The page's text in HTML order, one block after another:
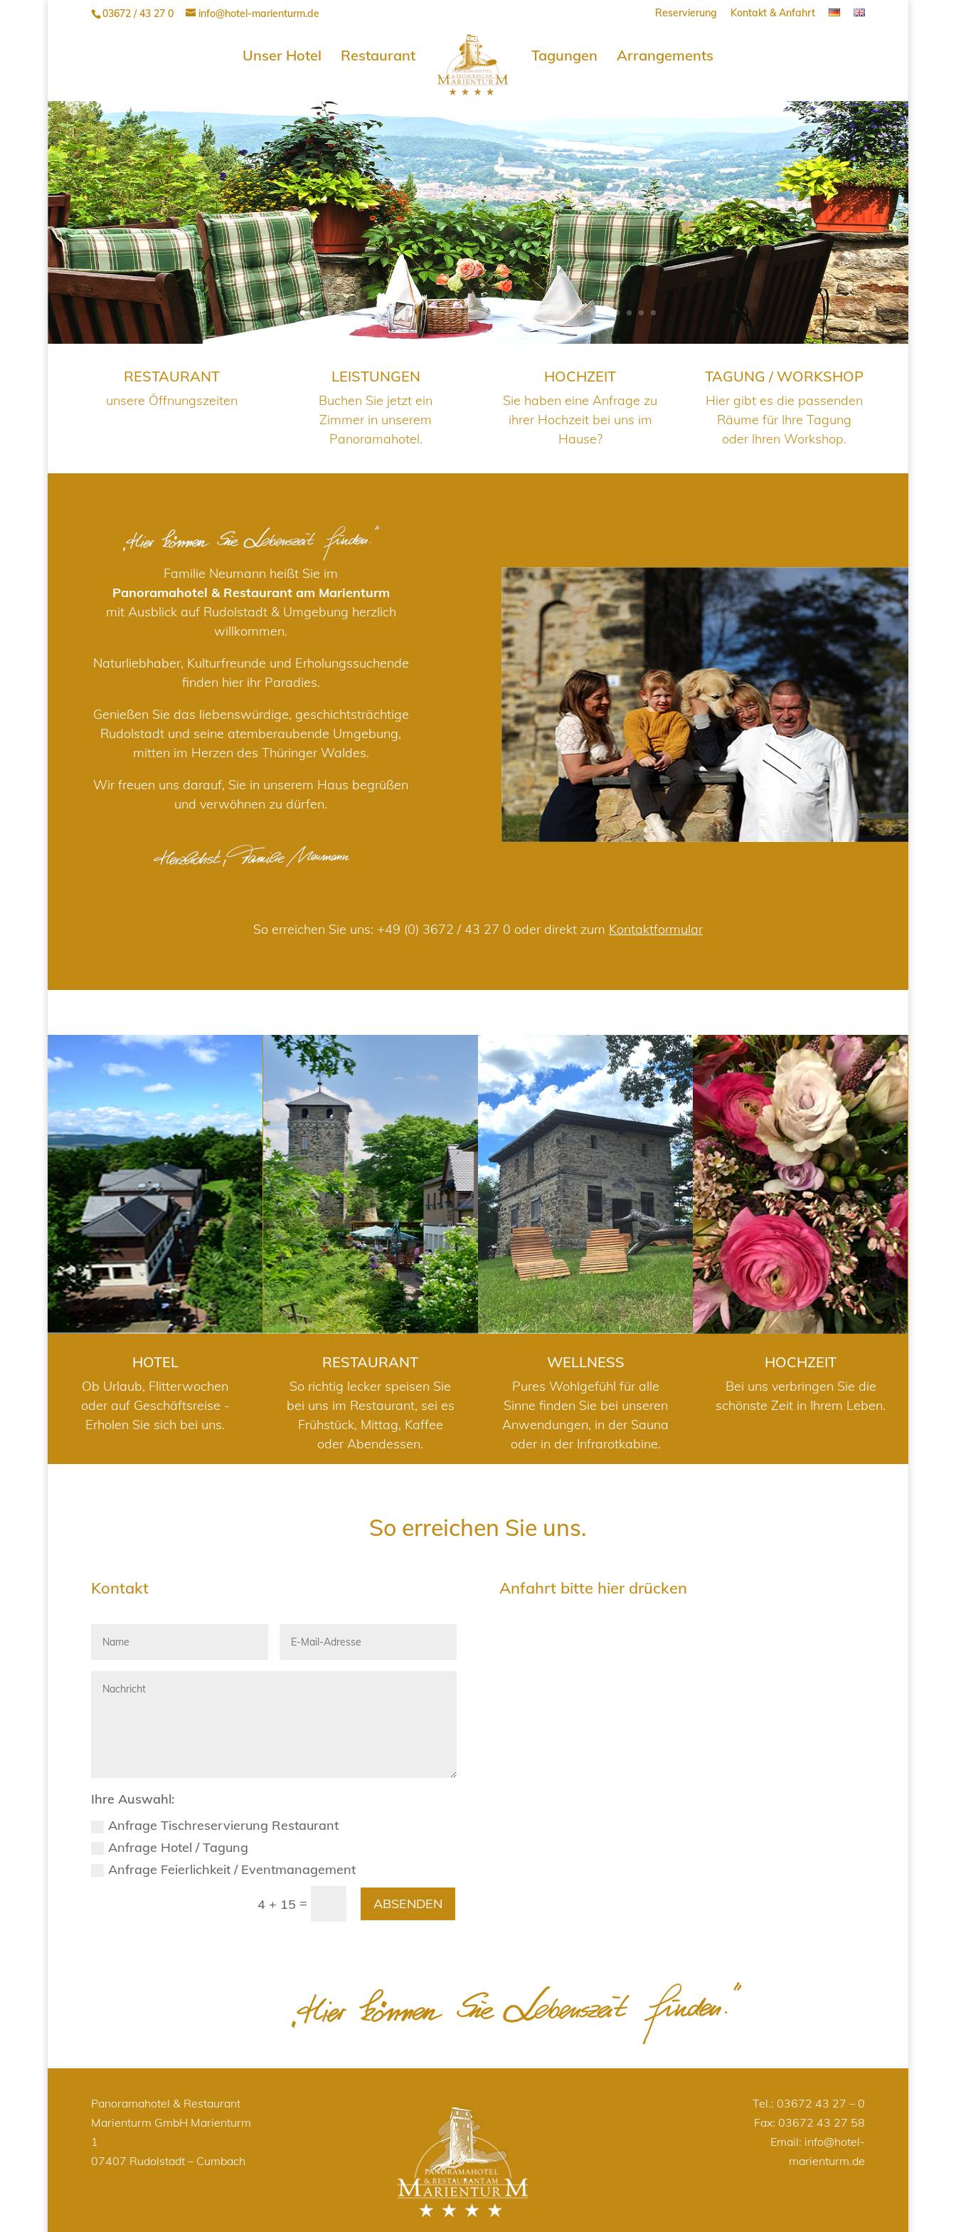
03672 / 43 27 0 info@hotel-marienturm.de Reservierung Kontakt & Anfahrt
Unser Hotel Restaurant Tagungen Arrangements
RESTAURANT
unsere Öffnungszeiten
LEISTUNGEN
Buchen Sie jetzt ein
Zimmer in unserem
Panoramahotel.
HOCHZEIT
Sie haben eine Anfrage zu
ihrer Hochzeit bei uns im
Hause?
TAGUNG / WORKSHOP
Hier gibt es die passenden
Räume für Ihre Tagung
oder Ihren Workshop.
Familie Neumann heißt Sie im
Panoramahotel & Restaurant am Marienturm
mit Ausblick auf Rudolstadt & Umgebung herzlich
willkommen.
Naturliebhaber, Kulturfreunde und Erholungssuchende
finden hier ihr Paradies.
Genießen Sie das liebenswürdige, geschichtsträchtige
Rudolstadt und seine atemberaubende Umgebung,
mitten im Herzen des Thüringer Waldes.
Wir freuen uns darauf, Sie in unserem Haus begrüßen
und verwöhnen zu dürfen.
So erreichen Sie uns: +49 (0) 3672 / 43 27 0 oder direkt zum Kontaktformular
HOTEL
HOTEL
Ob Urlaub, Flitterwochen
oder auf Geschäftsreise -
Erholen Sie sich bei uns.
RESTAURANT
RESTAURANT
So richtig lecker speisen Sie
bei uns im Restaurant, sei es
Frühstück, Mittag, Kaffee
oder Abendessen.
WELLNESS
WELLNESS
Pures Wohlgefühl für alle
Sinne finden Sie bei unseren
Anwendungen, in der Sauna
oder in der Infrarotkabine.
HOCHZEIT
HOCHZEIT
Bei uns verbringen Sie die
schönste Zeit in Ihrem Leben.
So erreichen Sie uns.
Kontakt
Ihre Auswahl:
Anfrage Tischreservierung Restaurant
Anfrage Hotel / Tagung
Anfrage Feierlichkeit / Eventmanagement
4 + 15 = ABSENDEN
Anfahrt bitte hier drücken
Panoramahotel & Restaurant
Marienturm GmbH Marienturm
1
07407 Rudolstadt – Cumbach
Tel.: 03672 43 27 – 0
Fax: 03672 43 27 58
Email: info@hotel-
marienturm.de